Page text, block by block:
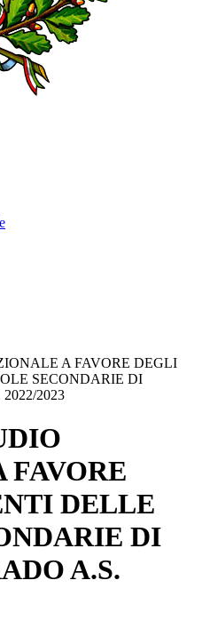
A FAVORE DEGLI
SECONDARIE DI
2023
FAVORE
DELLE
DI
A.S.